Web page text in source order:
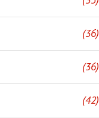
(36)
(36)
(42)